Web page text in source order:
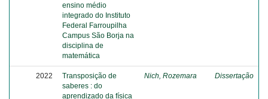
ensino médio
integrado do Instituto
Federal Farroupilha
Campus São Borja na
disciplina de
matemática
2022
Transposição de
saberes : do
aprendizado da física
Nich, Rozemara Dissertação